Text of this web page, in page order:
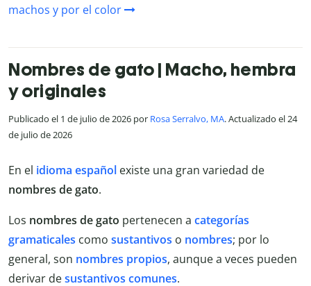
machos y por el color
Nombres de gato | Macho, hembra
y originales
Publicado el 1 de julio de 2026 por Rosa Serralvo, MA. Actualizado el 24
de julio de 2026
En el idioma español existe una gran variedad de
nombres de gato.
Los nombres de gato pertenecen a categorías
gramaticales como sustantivos o nombres; por lo
general, son nombres propios, aunque a veces pueden
derivar desustantivos comunes.